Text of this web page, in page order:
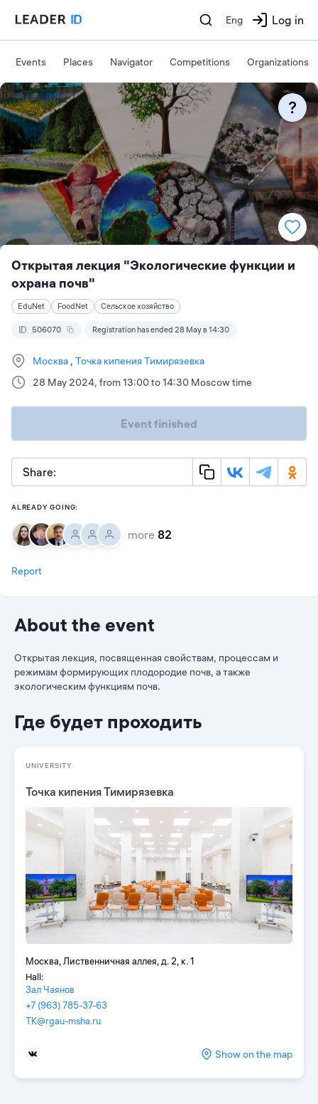
Eng Log in
Events Places Navigator Competitions Organizations
Открытая лекция "Экологические функции и
охрана почв"
EduNet FoodNet Сельское хозяйство
506070 Registration has ended 28 May в 14:30
Москва Точка кипения Тимирязевка
28 May 2024, from 13:00 to 14:30 Moscow time
Event finished
Share:
ALREADY GOING:
more 82
Report
About the event
Открытая лекция, посвященная свойствам, процессам и
режимам формирующих плодородие почв, а также
экологическим функциям почв.
Где будет проходить
UNIVERSITY
Точка кипения Тимирязевка
Москва, Лиственничная аллея, д. 2, к. 1
Hall:
Зал Чаянов
+7 (963) 785-37-63
TK@rgau-msha.ru
Show on the map